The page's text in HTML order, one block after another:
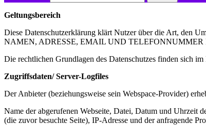
Geltungsbereich
Diese Datenschutzerklärung klärt Nutzer über die Art, den
NAMEN, ADRESSE, EMAIL UND TELEFONNUMMER
Die rechtlichen Grundlagen des Datenschutzes finden sich
Zugriffsdaten/ Server-Logfiles
Der Anbieter (beziehungsweise sein Webspace-Provider)
Name der abgerufenen Webseite, Datei, Datum und Uhrzeit
(die zuvor besuchte Seite), IP-Adresse und der anfragende